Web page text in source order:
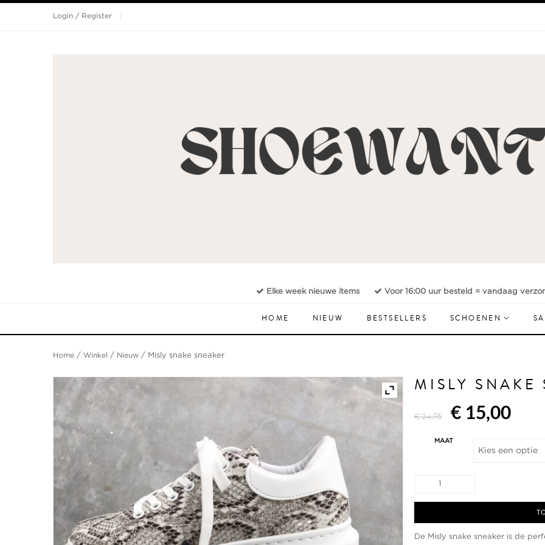
Login / Register
Elke week nieuwe items Voor 16:00 uur besteld = vandaag
HOME NIEUW BESTSELLERS SCHOENEN
Home / Winkel / Nieuw / Misly snake sneaker
MISLY SNAKE
€24,95
prijs
€ 15,00
is:
MAAT
sneaker
De Misly snake sneaker is de